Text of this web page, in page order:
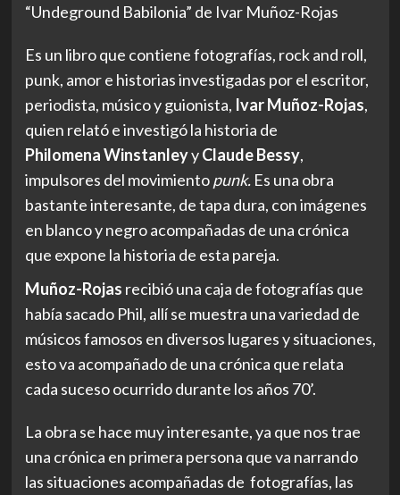
“Undeground Babilonia” de Ivar Muñoz-Rojas
Es un libro que contiene fotografías, rock and roll,
punk, amor e historias investigadas por el escritor,
periodista, músico y guionista, Ivar Muñoz-Rojas,
quien relató e investigó la historia de
Philomena WinstanleyyClaude Bessy,
impulsores del movimientopunk.Es una obra
bastante interesante, de tapa dura, con imágenes
en blanco y negro acompañadas de una crónica
que expone la historia de esta pareja.
Muñoz-Rojas recibió una caja de fotografías que
había sacado Phil, allí se muestra una variedad de
músicos famosos en diversos lugares y situaciones,
esto va acompañado de una crónica que relata
cada suceso ocurrido durante los años 70’.
La obra se hace muy interesante, ya que nos trae
una crónica en primera persona que va narrando
las situaciones acompañadas de fotografías, las